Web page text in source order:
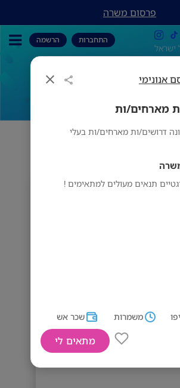
אנונימי
מארחים/ות
דרושים/ות מארחים/ות בעלי
תנאים מעולים למתאימים !
משמרות שכר אש
מתאים לי
פרסום משרה
ישראל
התחברות הרשמה
ות מארחים/ות
מארחים/ות